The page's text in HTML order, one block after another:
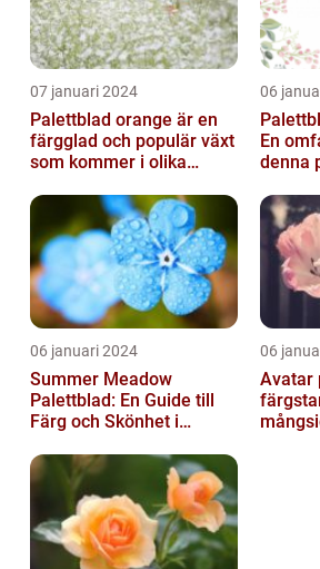
07 januari 2024
Palettblad orange är en
färgglad och populär växt
som kommer i olika
06
En
denna
06 januari 2024
Summer Meadow
Palettblad: En Guide till
Färg och Skönhet i
06
Avatar